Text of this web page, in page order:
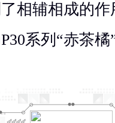
相辅相成的
系列“赤茶